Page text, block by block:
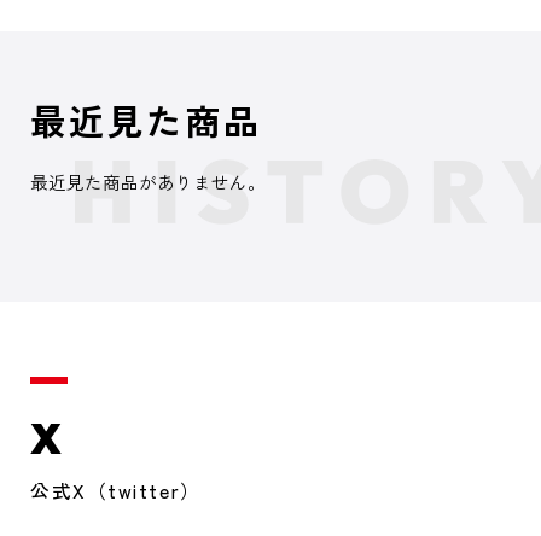
最近見た商品
最近見た商品がありません。
X
公式X（twitter）